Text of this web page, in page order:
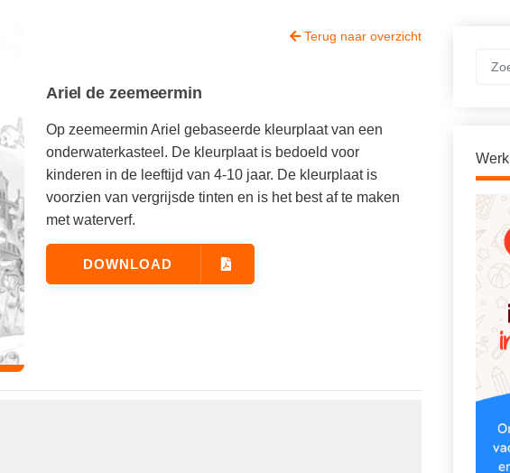
Terug naar overzicht
Ariel de zeemeermin
Op zeemeermin Ariel gebaseerde kleurplaat van een
onderwaterkasteel. De kleurplaat is bedoeld voor
kinderen in de leeftijd van 4-10 jaar. De kleurplaat is
voorzien van vergrijsde tinten en is het best af te maken
met waterverf.
DOWNLOAD
Werk